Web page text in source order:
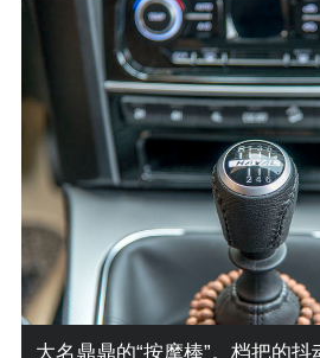
大名鼎鼎的“按摩棒”。档把的